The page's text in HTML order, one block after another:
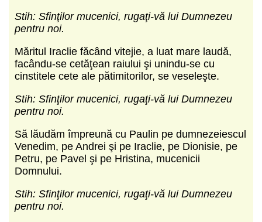
Stih: Sfinţilor mucenici, rugaţi-vă lui Dumnezeu
pentru noi.
Măritul Iraclie făcând vitejie, a luat mare laudă,
facându-se cetăţean raiului şi unindu-se cu
cinstitele cete ale pătimitorilor, se veseleşte.
Stih: Sfinţilor mucenici, rugaţi-vă lui Dumnezeu
pentru noi.
Să lăudăm împreună cu Paulin pe dumnezeiescul
Venedim, pe Andrei şi pe Iraclie, pe Dionisie, pe
Petru, pe Pavel şi pe Hristina, mucenicii
Domnului.
Stih: Sfinţilor mucenici, rugaţi-vă lui Dumnezeu
pentru noi.